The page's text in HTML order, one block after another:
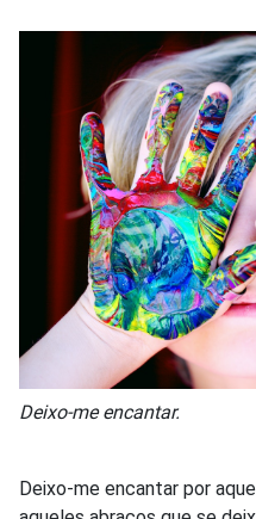
Deixo-me encantar.
Deixo-me encantar por